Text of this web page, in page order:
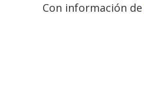
Con información de